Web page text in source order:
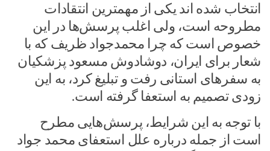
انتخاب شده اند یکی از مهمترین انتقادات
مطروحه است، ولی اغلب پرسش‌ها در این
خصوص است که چرا محمدجواد ظریف که با
شعار برای ایران، دوشادوش مسعود پزشکیان
به سفر‌های استانی رفت و تبلیغ کرد، به این
زودی تصمیم به استعفا گرفته است.
با توجه به این شرایط، پرسش‌هایی مطرح
است از جمله درباره علل استعفای محمد جواد